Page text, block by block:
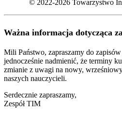
© 2022-2026 Towarzystwo
Ważna informacja dotycząca
Mili Państwo, zapraszamy do
jednocześnie nadmienić, że terminy
zmianie z uwagi na nowy,
naszych nauczycieli.
Serdecznie zapraszamy,
Zespół TIM